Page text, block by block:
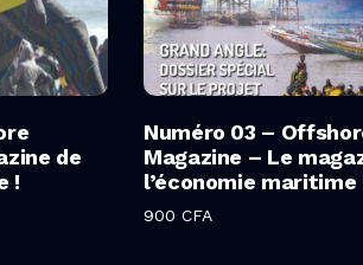
de
!
Ajouter Au Panier
Numéro 03 –
Magazine – Le
l’économie maritime
900 CFA